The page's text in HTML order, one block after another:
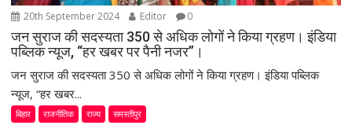
20th September 2024 Editor 0
जन सुराज की सदस्यता 350 से अधिक लोगों ने किया ग्रहण। इंडिया
पब्लिक न्यूज, “हर खबर पर पैनी नजर”।
जन सुराज की सदस्यता 350 से अधिक लोगों ने किया ग्रहण। इंडिया पब्लिक
न्यूज, “हर खबर...
बिहार राजनीतिक राज्य समस्तीपुर